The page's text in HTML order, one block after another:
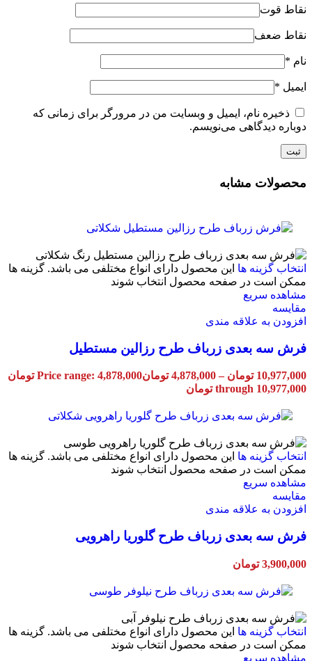
نقاط قوت
نقاط ضعف
نام *
ایمیل *
ذخیره نام، ایمیل و وبسایت من در مرورگر برای زمانی که
دوباره دیدگاهی می‌نویسم.
محصولات مشابه
انتخاب گزینه ها این محصول دارای انواع مختلفی می باشد. گزینه ها
ممکن است در صفحه محصول انتخاب شوند
مشاهده سریع
مقایسه
افزودن به علاقه مندی
فرش سه بعدی زرباف طرح رزالین مستطیل
10,977,000 تومان –
4,878,000 تومان
Price range: 4,878,000 تومان
through 10,977,000 تومان
انتخاب گزینه ها این محصول دارای انواع مختلفی می باشد. گزینه ها
ممکن است در صفحه محصول انتخاب شوند
مشاهده سریع
مقایسه
افزودن به علاقه مندی
فرش سه بعدی زرباف طرح گلوریا راهرویی
3,900,000 تومان
انتخاب گزینه ها این محصول دارای انواع مختلفی می باشد. گزینه ها
ممکن است در صفحه محصول انتخاب شوند
مشاهده سریع